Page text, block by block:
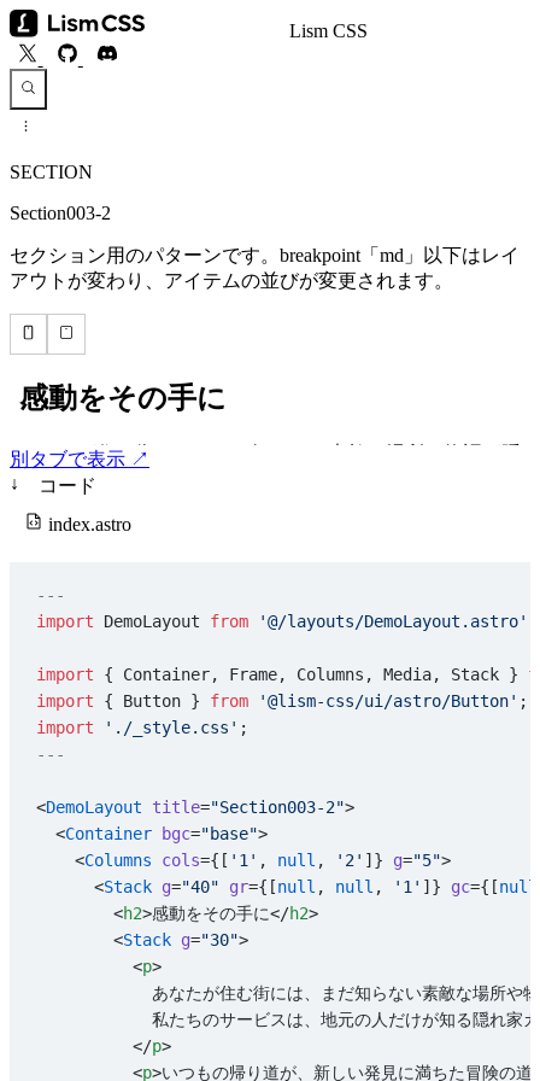
Lism CSS
SECTION
Section003-2
セクション用のパターンです。breakpoint「md」以下はレイ
アウトが変わり、アイテムの並びが変更されます。
別タブで表示 ↗
↓
コード
index.astro
---
import DemoLayout from '@/layouts/DemoLayout.astro'
import { Container, Frame, Columns, Media, Stack }
import { Button } from '@lism-css/ui/astro/Button' ;
import './_style.css' ;
---
<DemoLayout title="Section003-2">
  <
Container bgc="base">
    <
Columns cols={[ '1' , null , '2' ]} g="5">
      <
Stack g="40" gr={[null , null , '1' ]} gc={[null
        <
h2>感動をその手に</h2>
        <
Stack g="30">
          <
p>
あなたが住む街には、まだ知らない素敵な場所や
私たちのサービスは、地元の人だけが知る隠れ家
          </
p>
          <
p>いつもの帰り道が、新しい発見に満ちた冒険の